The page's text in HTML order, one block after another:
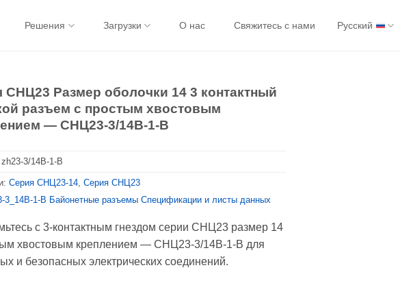
Решения Загрузки О нас Свяжитесь с нами Русский
CНЦ23 Размер оболочки 14 3 контактный
разъем с простым хвостовым
— СНЦ23-3/14В-1-В
zh23-3/14B-1-B
Серия CНЦ23-14, Серия CНЦ23
3_14В-1-В Байонетные разъемы Спецификации и листы данных
с 3-контактным гнездом серии CНЦ23 размер 14
хвостовым креплением — СНЦ23-3/14В-1-В для
и безопасных электрических соединений.